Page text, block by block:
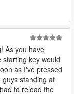
As you have
key would
as I've pressed
standing at
to reload the